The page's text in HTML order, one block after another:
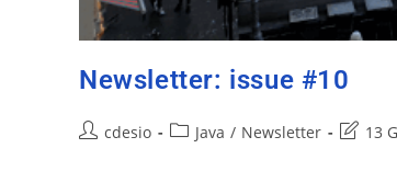
Newsletter: issue #10
cdesio Java / Newsletter 13